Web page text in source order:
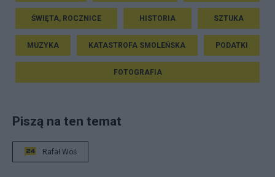
ŚWIĘTA, ROCZNICE HISTORIA SZTUKA
MUZYKA KATASTROFA SMOLEŃSKA PODATKI
FOTOGRAFIA
Piszą na ten temat
Rafał Woś